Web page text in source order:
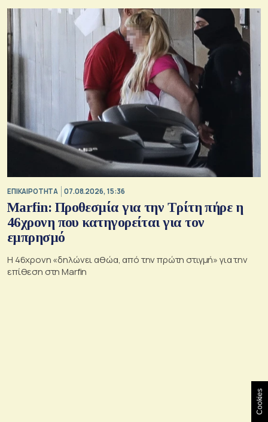
ΕΠΙΚΑΙΡΟΤΗΤΑ 07.08.2026, 15:36
Marfin: Προθεσμία για την Τρίτη πήρε η
46χρονη που κατηγορείται για τον
εμπρησμό
H 46χρονη «δηλώνει αθώα, από την πρώτη στιγμή» για την
επίθεση στη Marfin
Cookies